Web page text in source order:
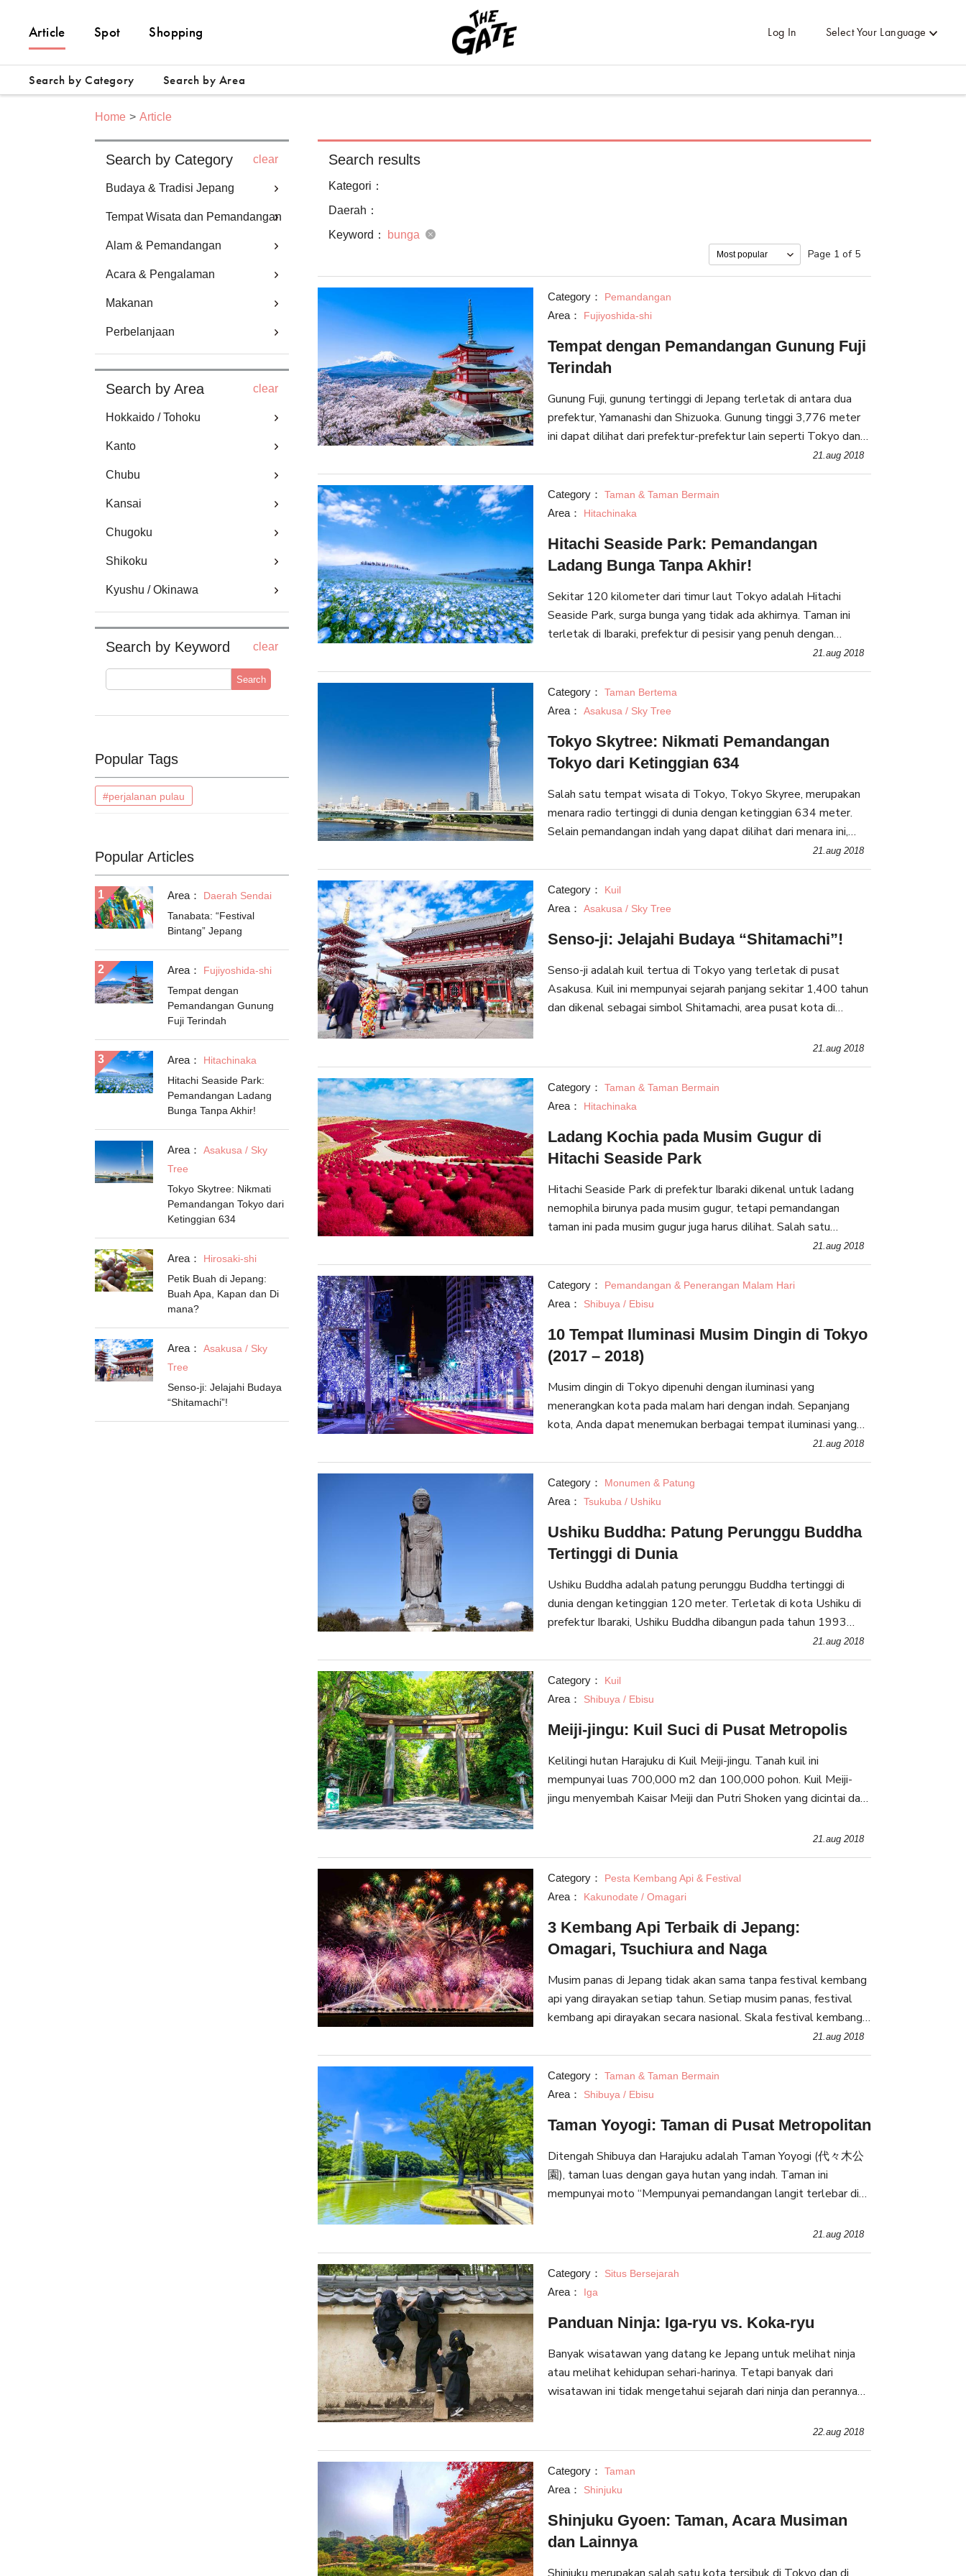
Article Spot Shopping Log In Select Your Language
Search by Category Search by Area
Home Article
Search by Category clear
Budaya & Tradisi Jepang
Tempat Wisata dan Pemandangan
Alam & Pemandangan
Acara & Pengalaman
Makanan
Perbelanjaan
Search by Area clear
Hokkaido / Tohoku
Kanto
Chubu
Kansai
Chugoku
Shikoku
Kyushu / Okinawa
Search by Keyword clear
Search
Popular Tags
#perjalanan pulau
Popular Articles
Area：
Daerah Sendai
Tanabata: “Festival
Bintang” Jepang
Area：
Fujiyoshida-shi
Tempat dengan
Pemandangan Gunung
Fuji Terindah
Area：
Hitachinaka
Hitachi Seaside Park:
Pemandangan Ladang
Bunga Tanpa Akhir!
Area：
Asakusa / Sky
Tree
Tokyo Skytree: Nikmati
Pemandangan Tokyo dari
Ketinggian 634
Area：
Hirosaki-shi
Petik Buah di Jepang:
Buah Apa, Kapan dan Di
mana?
Area：
Asakusa / Sky
Tree
Senso-ji: Jelajahi Budaya
“Shitamachi”!
Search results
Kategori：
Daerah：
Keyword：
bunga
Page 1 of 5
Category： Pemandangan
Area： Fujiyoshida-shi
Tempat dengan Pemandangan Gunung Fuji
Terindah
Gunung Fuji, gunung tertinggi di Jepang terletak di antara dua
prefektur, Yamanashi dan Shizuoka. Gunung tinggi 3,776 meter
ini dapat dilihat dari prefektur-prefektur lain seperti Tokyo dan
Chiba. Tetapi gunung ini terlihat paling indah dari dekat.21.aug 2018
Category： Taman & Taman Bermain
Area： Hitachinaka
Hitachi Seaside Park: Pemandangan
Ladang Bunga Tanpa Akhir!
Sekitar 120 kilometer dari timur laut Tokyo adalah Hitachi
Seaside Park, surga bunga yang tidak ada akhirnya. Taman ini
terletak di Ibaraki, prefektur di pesisir yang penuh dengan
pemandangan alam yang tidak dapat dilihat di kota metropolis
di seki
21.aug 2018
Category： Taman Bertema
Area： Asakusa / Sky Tree
Tokyo Skytree: Nikmati Pemandangan
Tokyo dari Ketinggian 634
Salah satu tempat wisata di Tokyo, Tokyo Skyree, merupakan
menara radio tertinggi di dunia dengan ketinggian 634 meter.
Selain pemandangan indah yang dapat dilihat dari menara ini,
tempat ini juga dipenuhi dengan berbagai hal dari area berbelanja
s
21.aug 2018
Category： Kuil
Area： Asakusa / Sky Tree
Senso-ji: Jelajahi Budaya “Shitamachi”!
Senso-ji adalah kuil tertua di Tokyo yang terletak di pusat
Asakusa. Kuil ini mempunyai sejarah panjang sekitar 1,400 tahun
dan dikenal sebagai simbol Shitamachi, area pusat kota di
21.aug 2018
Category： Taman & Taman Bermain
Area： Hitachinaka
Ladang Kochia pada Musim Gugur di
Hitachi Seaside Park
Hitachi Seaside Park di prefektur Ibaraki dikenal untuk ladang
nemophila birunya pada musim gugur, tetapi pemandangan
taman ini pada musim gugur juga harus dilihat. Salah satu
pemandangan terindah di Hitachi Seaside Park pada musim
gugur adalah t
21.aug 2018
Category： Pemandangan & Penerangan Malam Hari
Area： Shibuya / Ebisu
10 Tempat Iluminasi Musim Dingin di Tokyo
(2017 – 2018)
Musim dingin di Tokyo dipenuhi dengan iluminasi yang
menerangkan kota pada malam hari dengan indah. Sepanjang
kota, Anda dapat menemukan berbagai tempat iluminasi yang
sangat indah. Berikut adalah 10 tempat iluminasi musim dingin di
Tokyo untuk 201
21.aug 2018
Category： Monumen & Patung
Area： Tsukuba / Ushiku
Ushiku Buddha: Patung Perunggu Buddha
Tertinggi di Dunia
Ushiku Buddha adalah patung perunggu Buddha tertinggi di
dunia dengan ketinggian 120 meter. Terletak di kota Ushiku di
prefektur Ibaraki, Ushiku Buddha dibangun pada tahun 1993
untuk menghormati Shinran, penemu sekte Jodo Shinshu
Buddhist. Selain b
21.aug 2018
Category： Kuil
Area： Shibuya / Ebisu
Meiji-jingu: Kuil Suci di Pusat Metropolis
Kelilingi hutan Harajuku di Kuil Meiji-jingu. Tanah kuil ini
mempunyai luas 700,000 m2 dan 100,000 pohon. Kuil Meiji-
jingu menyembah Kaisar Meiji dan Putri Shoken yang dicintai dan
21.aug 2018
Category： Pesta Kembang Api & Festival
Area： Kakunodate / Omagari
3 Kembang Api Terbaik di Jepang:
Omagari, Tsuchiura and Naga
Musim panas di Jepang tidak akan sama tanpa festival kembang
api yang dirayakan setiap tahun. Setiap musim panas, festival
kembang api dirayakan secara nasional. Skala festival kembang
api ini berbeda-beda, dari perkumpulan yang kecil hingga festiv
21.aug 2018
Category： Taman & Taman Bermain
Area： Shibuya / Ebisu
Taman Yoyogi: Taman di Pusat Metropolitan
Ditengah Shibuya dan Harajuku adalah Taman Yoyogi (代々木公
園), taman luas dengan gaya hutan yang indah. Taman ini
mempunyai moto “Mempunyai pemandangan langit terlebar di
21.aug 2018
Category： Situs Bersejarah
Area： Iga
Panduan Ninja: Iga-ryu vs. Koka-ryu
Banyak wisatawan yang datang ke Jepang untuk melihat ninja
atau melihat kehidupan sehari-harinya. Tetapi banyak dari
wisatawan ini tidak mengetahui sejarah dari ninja dan perannya
22.aug 2018
Category： Taman
Area： Shinjuku
Shinjuku Gyoen: Taman, Acara Musiman
dan Lainnya